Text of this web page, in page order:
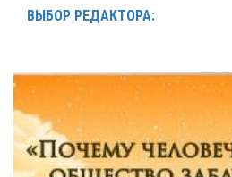
ВЫБОР РЕДАКТОРА: